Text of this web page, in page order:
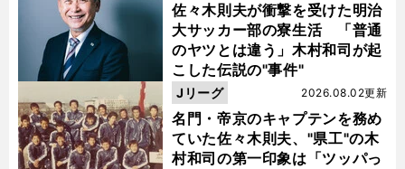
佐々木則夫が衝撃を受けた明治
大サッカー部の寮生活 「普通
のヤツとは違う」木村和司が起
こした伝説の"事件"
名門・帝京のキャプテンを務め
ていた佐々木則夫、"県工"の木
村和司の第一印象は「ツッパっ
2026.08.02更新
Jリーグ